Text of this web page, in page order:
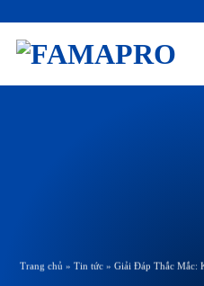
Trang chủ » Tin tức» Giải Đáp Thắc Mắc: